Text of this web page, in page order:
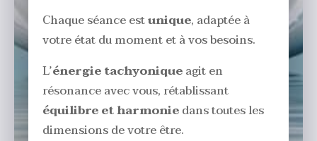
Chaque séance estunique, adaptée à
votre état du moment et à vos besoins.
L’énergie tachyoniqueagit en
résonance avec vous, rétablissant
équilibre et harmoniedans toutes les
dimensions de votre être.